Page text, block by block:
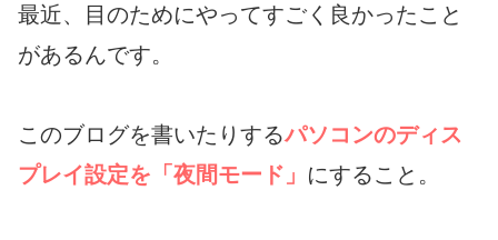
最近、目のためにやってすごく良かったこと
があるんです。
このブログを書いたりするパソコンのディス
プレイ設定を「夜間モード」 にすること。